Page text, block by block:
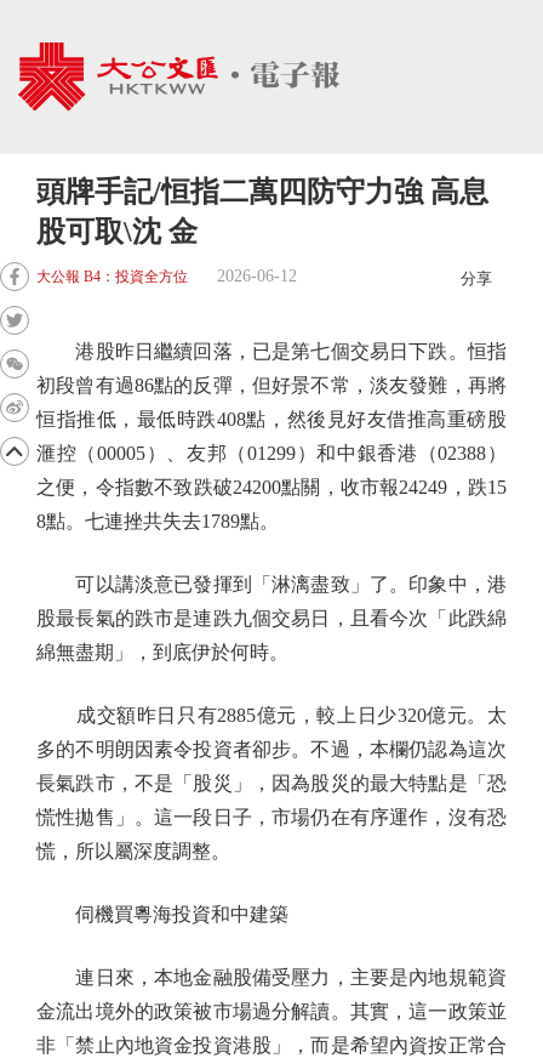
頭牌手記/恒指二萬四防守力強 高息
股可取\沈 金
大公報 B4：投資全方位 2026-06-12 分享
港股昨日繼續回落，已是第七個交易日下跌。恒指
初段曾有過86點的反彈，但好景不常，淡友發難，再將
恒指推低，最低時跌408點，然後見好友借推高重磅股
滙控（00005）、友邦（01299）和中銀香港（02388）
之便，令指數不致跌破24200點關，收市報24249，跌15
8點。七連挫共失去1789點。
可以講淡意已發揮到「淋漓盡致」了。印象中，港
股最長氣的跌市是連跌九個交易日，且看今次「此跌綿
綿無盡期」，到底伊於何時。
成交額昨日只有2885億元，較上日少320億元。太
多的不明朗因素令投資者卻步。不過，本欄仍認為這次
長氣跌市，不是「股災」，因為股災的最大特點是「恐
慌性拋售」。這一段日子，市場仍在有序運作，沒有恐
慌，所以屬深度調整。
伺機買粵海投資和中建築
連日來，本地金融股備受壓力，主要是內地規範資
金流出境外的政策被市場過分解讀。其實，這一政策並
非「禁止內地資金投資港股」，而是希望內資按正常合